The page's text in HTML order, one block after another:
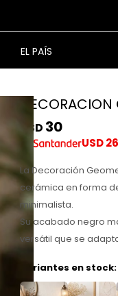
EL PAÍS
USD 30
USD26
La Decoración
cerámica en forma
minimalista.
Su acabado negro
versátil que se
Variantes en stock: